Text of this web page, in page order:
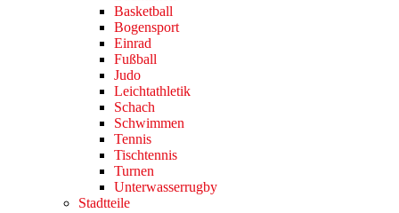
Basketball
Bogensport
Einrad
Fußball
Judo
Leichtathletik
Schach
Schwimmen
Tennis
Tischtennis
Turnen
Unterwasserrugby
Stadtteile